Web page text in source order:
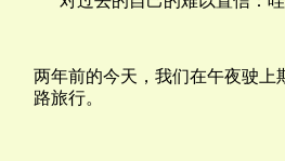
两年前的今天，我们在午夜驶上
路旅行。